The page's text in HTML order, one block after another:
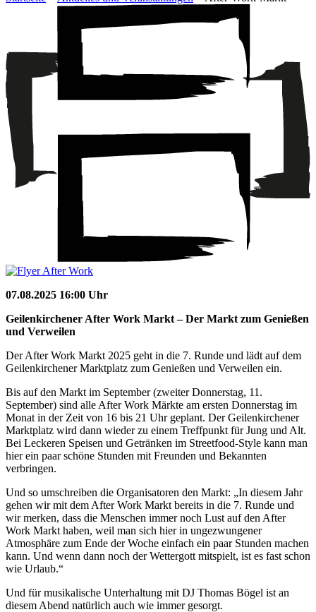
07.08.2025 16:00 Uhr
Geilenkirchener After Work Markt – Der Markt zum Genießen
und Verweilen
Der After Work Markt 2025 geht in die 7. Runde und lädt auf dem
Geilenkirchener Marktplatz zum Genießen und Verweilen ein.
Bis auf den Markt im September (zweiter Donnerstag, 11.
September) sind alle After Work Märkte am ersten Donnerstag im
Monat in der Zeit von 16 bis 21 Uhr geplant. Der Geilenkirchener
Marktplatz wird dann wieder zu einem Treffpunkt für Jung und Alt.
Bei Leckeren Speisen und Getränken im Streetfood-Style kann man
hier ein paar schöne Stunden mit Freunden und Bekannten
verbringen.
Und so umschreiben die Organisatoren den Markt: „In diesem Jahr
gehen wir mit dem After Work Markt bereits in die 7. Runde und
wir merken, dass die Menschen immer noch Lust auf den After
Work Markt haben, weil man sich hier in ungezwungener
Atmosphäre zum Ende der Woche einfach ein paar Stunden machen
kann. Und wenn dann noch der Wettergott mitspielt, ist es fast schon
wie Urlaub.“
Und für musikalische Unterhaltung mit DJ Thomas Bögel ist an
diesem Abend natürlich auch wie immer gesorgt.